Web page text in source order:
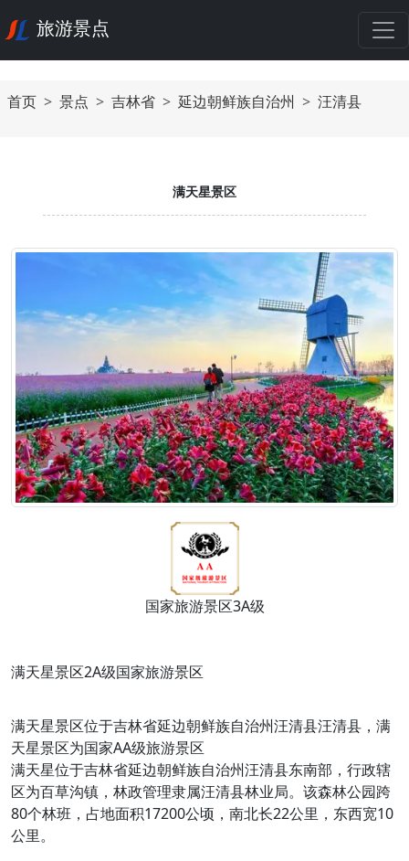
旅游景点
首页 景点 吉林省 延边朝鲜族自治州 汪清县
满天星景区
国家旅游景区3A级
满天星景区2A级国家旅游景区
满天星景区位于吉林省延边朝鲜族自治州汪清县汪清县，满
天星景区为国家AA级旅游景区
满天星位于吉林省延边朝鲜族自治州汪清县东南部，行政辖
区为百草沟镇，林政管理隶属汪清县林业局。该森林公园跨
80个林班，占地面积17200公顷，南北长22公里，东西宽10
公里。